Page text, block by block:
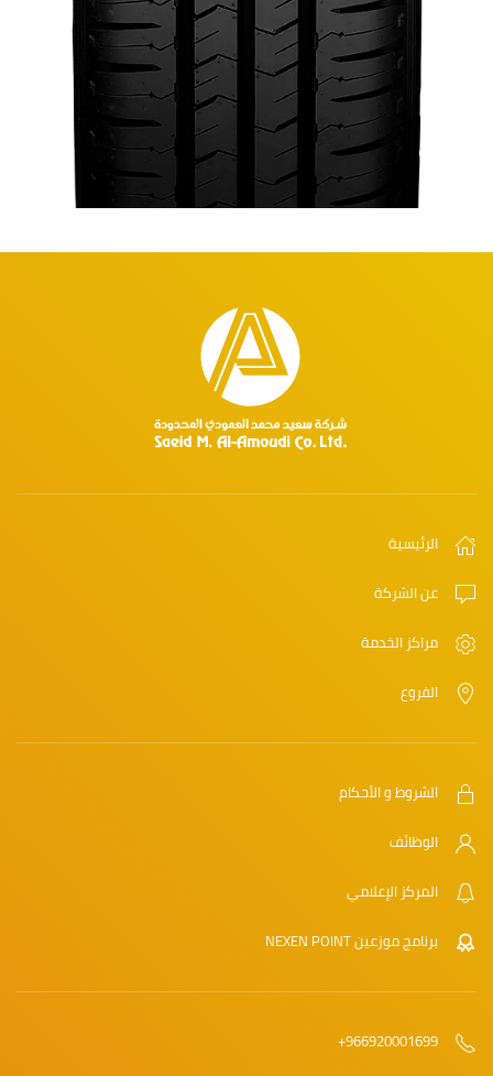
الرئيسية
عن الشركة
مراكز الخدمة
الفروع
الشروط و الأحكام
الوظائف
المركز الإعلامي
برنامج موزعين NEXEN POINT
966920001699+